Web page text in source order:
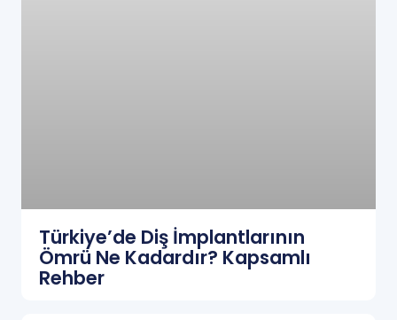
Türkiye’de Diş İmplantlarının
Ömrü Ne Kadardır? Kapsamlı
Rehber